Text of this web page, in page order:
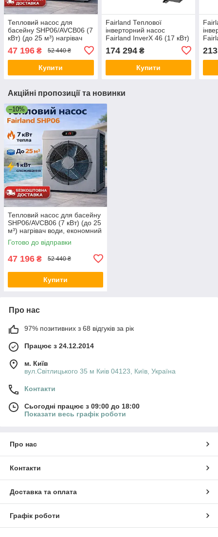
Тепловий насос для
басейну SHP06/AVCB06 (7
кВт) (до 25 м³) нагрівач
води в басейні
47 196 ₴ 52 440 ₴
Купити
Fairland Теплової
інверторний насос
Fairland InverX 46 (17 кВт)
174 294₴
Купити
Акційні пропозиції та новинки
–10%
Тепловий насос для басейну
SHP06/AVCB06 (7 кВт) (до 25
м³) нагрівач води, економний
нагрів води в басейні
Готово до відправки
47 196 ₴ 52 440 ₴
Купити
Про нас
97% позитивних з 68 відгуків за рік
Працює з 24.12.2014
м. Київ
вул.Світлицького 35 м Киів 04123, Київ, Україна
Контакти
Сьогодні працює з 09:00 до 18:00
Показати весь графік роботи
Про нас
Контакти
Доставка та оплата
Графік роботи